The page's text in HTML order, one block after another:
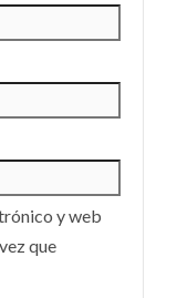
y web
que